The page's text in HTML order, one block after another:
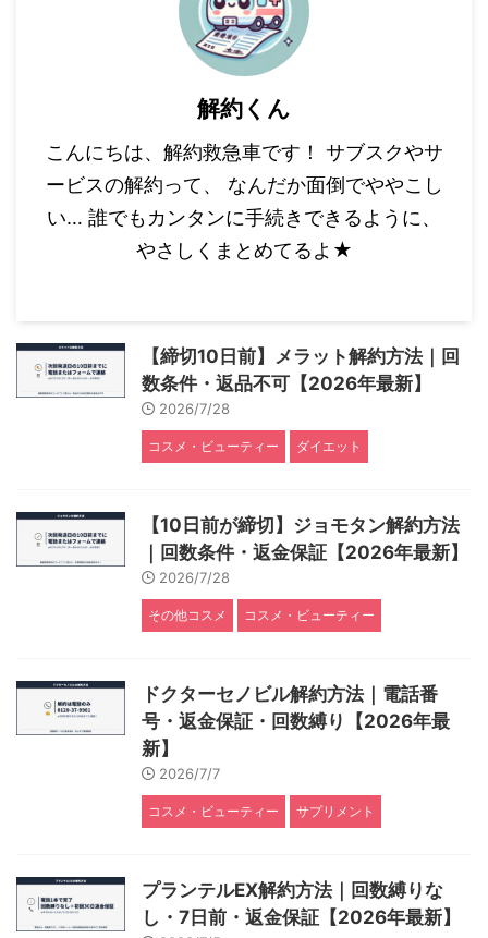
解約くん
こんにちは、解約救急車です！ サブスクやサ
ービスの解約って、 なんだか面倒でややこし
い… 誰でもカンタンに手続きできるように、
やさしくまとめてるよ★
【締切10日前】メラット解約方法｜回
数条件・返品不可【2026年最新】
2026/7/28
コスメ・ビューティー ダイエット
【10日前が締切】ジョモタン解約方法
｜回数条件・返金保証【2026年最新】
2026/7/28
その他コスメ コスメ・ビューティー
ドクターセノビル解約方法｜電話番
号・返金保証・回数縛り【2026年最
新】
2026/7/7
コスメ・ビューティー サプリメント
プランテルEX解約方法｜回数縛りな
し・7日前・返金保証【2026年最新】